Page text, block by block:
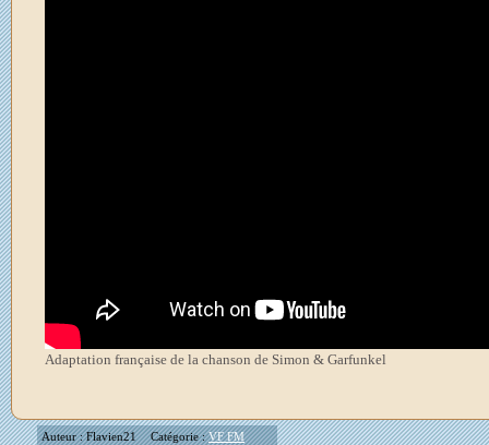
Adaptation française de la chanson de Simon & Garfunkel
Auteur : Flavien21 Catégorie :VF FM